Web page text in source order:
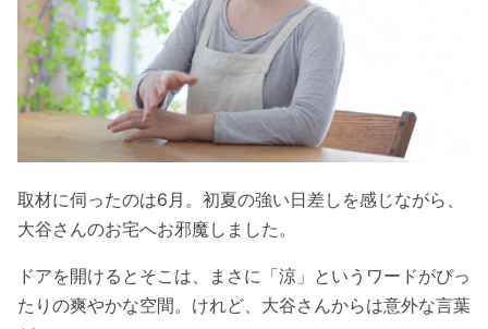
取材に伺ったのは6月。初夏の強い日差しを感じながら、
大谷さんのお宅へお邪魔しました。
ドアを開けるとそこは、まさに「涼」というワードがぴっ
たりの爽やかな空間。けれど、大谷さんからは意外な言葉